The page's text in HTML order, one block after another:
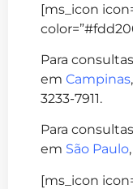
[ms_icon
Para
em Campinas
3233-7911.
Para
em São Paulo
[ms_icon